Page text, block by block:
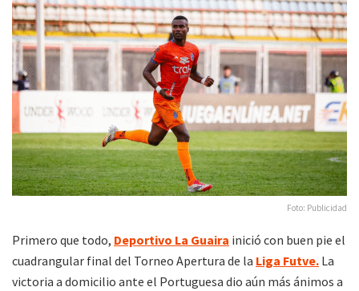
Foto: Publicidad
Primero que todo, Deportivo La Guaira inició con buen pie el
cuadrangular final del Torneo Apertura de la Liga Futve. La
victoria a domicilio ante el Portuguesa dio aún más ánimos a